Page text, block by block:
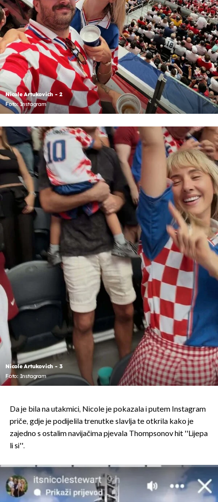
Nicole Artukovich - 2
Foto: Instagram
Nicole Artukovich - 3
Foto: Instagram
Da je bila na utakmici, Nicole je pokazala i putem Instagram
priče, gdje je podijelila trenutke slavlja te otkrila kako je
zajedno s ostalim navijačima pjevala Thompsonov hit ''Lijepa
li si''.